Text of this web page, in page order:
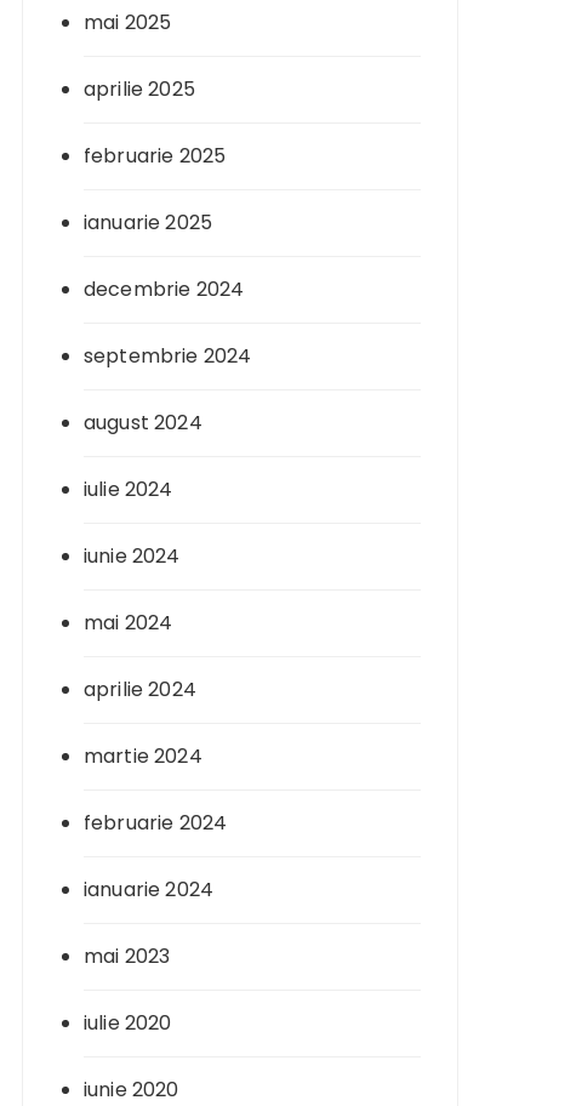
mai 2025
aprilie 2025
februarie 2025
ianuarie 2025
decembrie 2024
septembrie 2024
august 2024
iulie 2024
iunie 2024
mai 2024
aprilie 2024
martie 2024
februarie 2024
ianuarie 2024
mai 2023
iulie 2020
iunie 2020